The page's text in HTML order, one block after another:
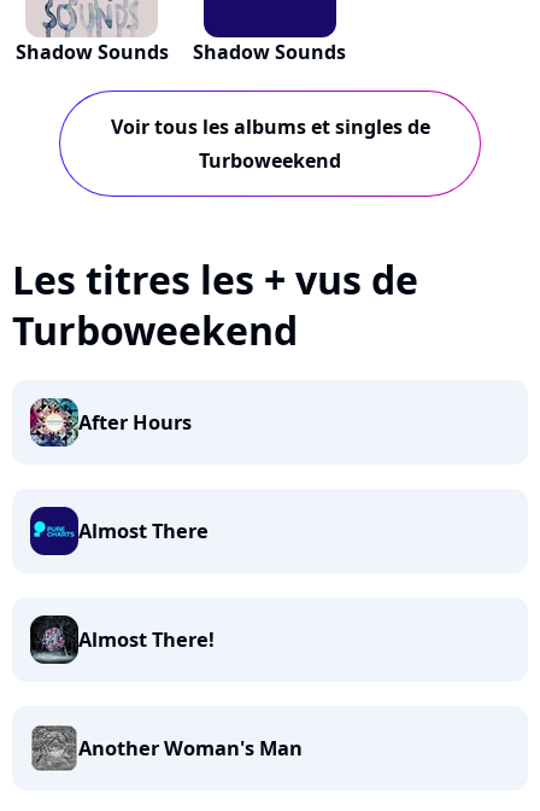
Shadow Sounds Shadow Sounds
Voir tous les albums et singles de
Turboweekend
Les titres les + vus de
Turboweekend
After Hours
Almost There
Almost There!
Another Woman's Man